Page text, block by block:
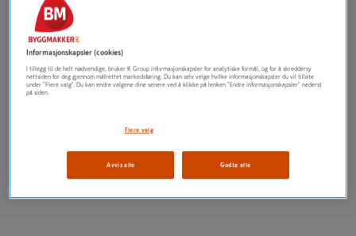
Informasjonskapsler (cookies)
I tillegg til de helt nødvendige, bruker K Group informasjonskapsler for analytiske formål, og for å skreddersy
nettsiden for deg gjennom målrettet markedsføring. Du kan selv velge hvilke informasjonskapsler du vil tillate
under "Flere valg". Du kan endre valgene dine senere ved å klikke på lenken "Endre informasjonskapsler" nederst
på siden.
Flere valg
Avvis alle Godta alle